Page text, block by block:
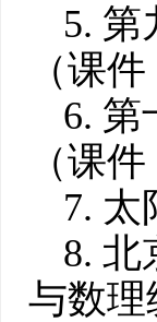
5.
（课
6. 第
（课
7. 太
8. 北
与数理